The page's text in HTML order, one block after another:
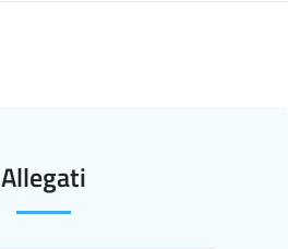
Allegati